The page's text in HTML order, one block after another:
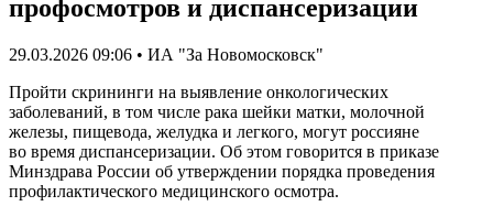
профосмотров и диспансеризации
29.03.2026 09:06 • ИА "За Новомосковск"
Пройти скрининги на выявление онкологических
заболеваний, в том числе рака шейки матки, молочной
железы, пищевода, желудка и легкого, могут россияне
во время диспансеризации. Об этом говорится в приказе
Минздрава России об утверждении порядка проведения
профилактического медицинского осмотра.